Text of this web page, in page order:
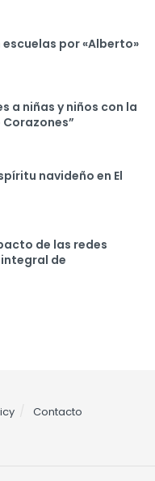
escuelas por «Alberto»
a niñas y niños con la
navideño en El
de las redes
de
Contacto